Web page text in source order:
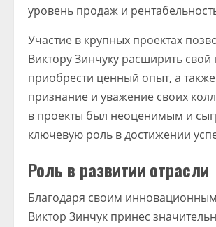
уровень продаж и
Участие в крупных проектах
Виктору Зинчуку расширить свой
приобрести ценный опыт, а
признание и уважение своих
в проекты был неоценимым и
ключевую роль в достижении
Роль в развитии отрасли
Благодаря своим
Виктор Зинчук принес